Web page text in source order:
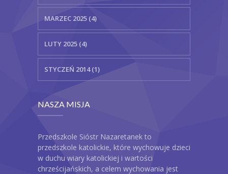
MARZEC 2025 (4)
LUTY 2025 (4)
STYCZEŃ 2014 (1)
NASZA MISJA
Przedszkole Sióstr Nazaretanek to
przedszkole katolickie, które wychowuje dzieci
w duchu wiary katolickiej i wartości
chrześcijańskich, a celem wychowania jest